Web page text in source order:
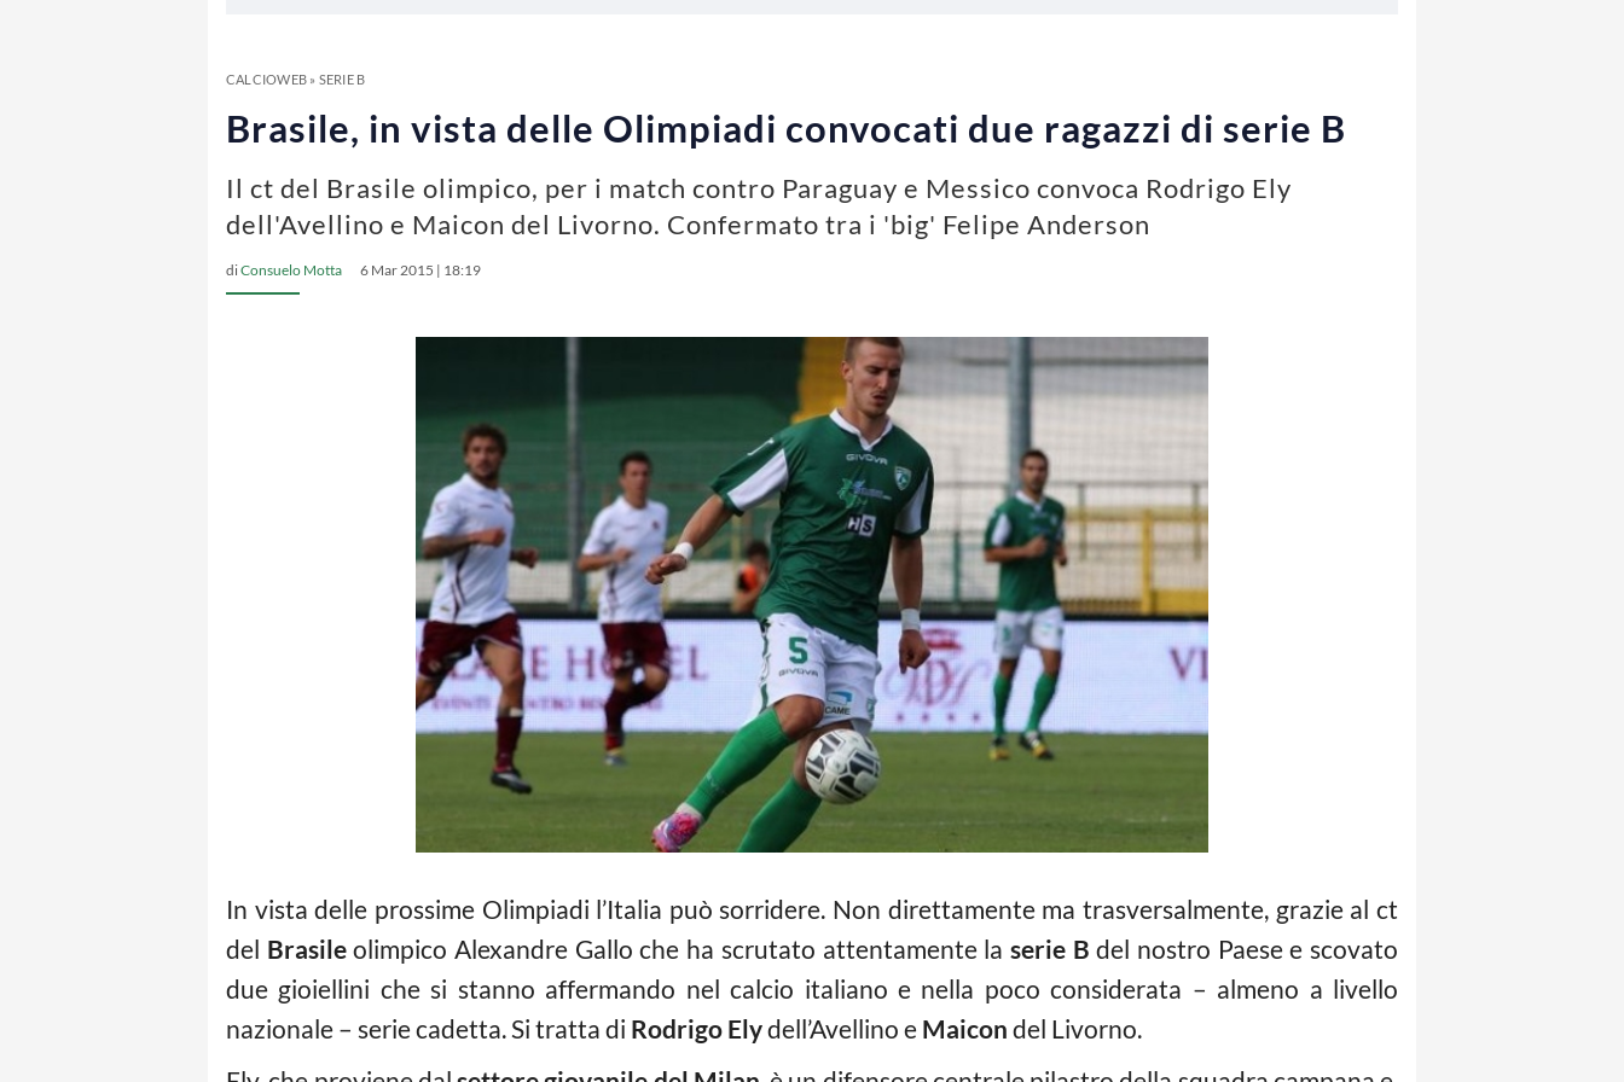
CALCIOWEB» SERIE B
Brasile, in vista delle Olimpiadi convocati due ragazzi di serie B
Il ct del Brasile olimpico, per i match contro Paraguay e Messico convoca Rodrigo Ely
dell'Avellino e Maicon del Livorno. Confermato tra i 'big' Felipe Anderson
diConsuelo Motta 6 Mar 2015 | 18:19
In vista delle prossime Olimpiadi l’Italia può sorridere. Non direttamente ma trasversalmente, grazie al ct
del Brasileolimpico Alexandre Gallo che ha scrutato attentamente la serie B del nostro Paese e scovato
due gioiellini che si stanno affermando nel calcio italiano e nella poco considerata – almeno a livello
nazionale – serie cadetta. Si tratta di Rodrigo Elydell’Avellino e Maicon del Livorno.